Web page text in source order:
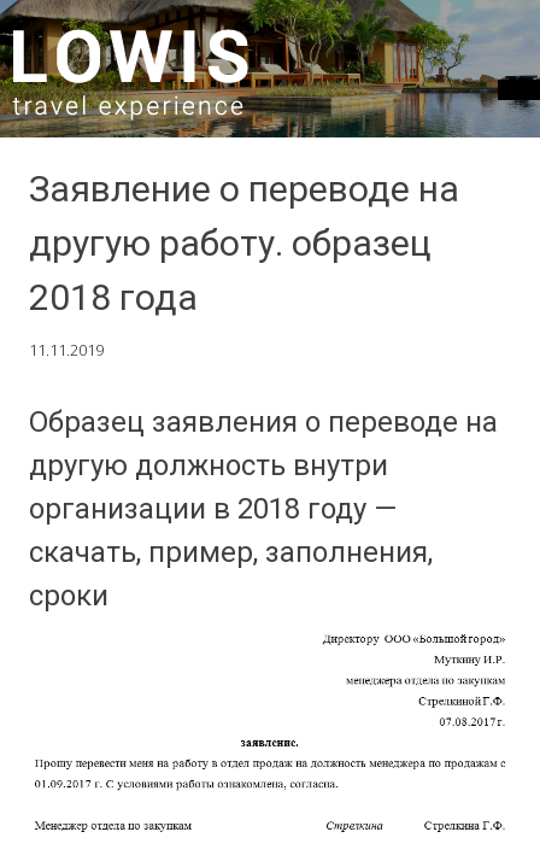
SKIP TO CONTENT
Заявление о переводе на
другую работу. образец
2018 года
11.11.2019
Образец заявления о переводе на
другую должность внутри
организации в 2018 году —
скачать, пример, заполнения,
сроки